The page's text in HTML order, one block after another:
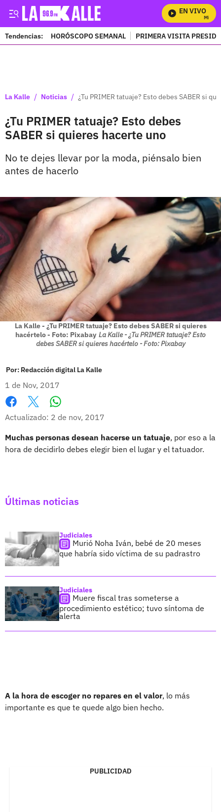
EN VIVO
Mira
Tendencias: HORÓSCOPO SEMANAL PRIMERA VISITA
La Kalle / Noticias / ¿Tu PRIMER tatuaje? Esto debes SABER si
¿Tu PRIMER tatuaje? Esto debes
SABER si quieres hacerte uno
No te dejes llevar por la moda, piénsalo bien
antes de hacerlo
La Kalle - ¿Tu PRIMER tatuaje? Esto debes SABER si quieres
hacértelo - Foto: Pixabay La Kalle - ¿Tu PRIMER tatuaje? Esto
debes SABER si quieres hacértelo - Foto: Pixabay
Por: Redacción digital La Kalle
1 de Nov, 2017
Facebook
X
Actualizado: 2 de nov, 2017
Muchas personas desean hacerse un tatuaje, por eso a la
hora de decidirlo debes elegir bien el lugar y el tatuador.
Últimas noticias
Judiciales
Murió Noha Iván, bebé de 20 meses
que habría sido víctima de su padrastro
Judiciales
Muere fiscal tras someterse a
procedimiento estético; tuvo síntoma de
alerta
A la hora de escoger no repares en el valor, lo más
importante es que te quede algo bien hecho.
PUBLICIDAD